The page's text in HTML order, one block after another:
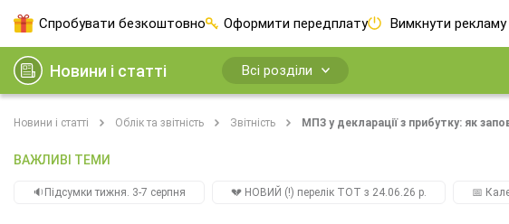
Спробувати безкоштовно Оформити передплату Вимкнути рекламу
Новини і статті Всі розділи
Новини і статті Облік та звітність Звітність МПЗ у декларації з прибутку: як
ВАЖЛИВІ ТЕМИ
🔉Підсумки тижня. 3-7 серпня 💔 НОВИЙ (!) перелік ТОТ з 24.06.26 р. 📅